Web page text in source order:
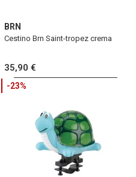
BRN
Cestino Brn Saint-tropez crema
35,90 €
-23%